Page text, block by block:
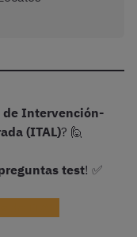
de Intervención-
(ITAL)? 🙋
test! ✅